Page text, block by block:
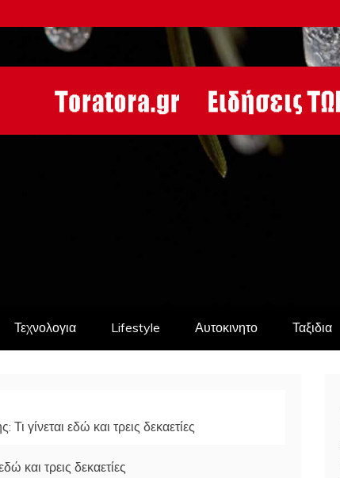
Τεχνολογια Lifestyle Αυτοκινητο Ταξιδια
γίνεται εδώ και τρεις δεκαετίες